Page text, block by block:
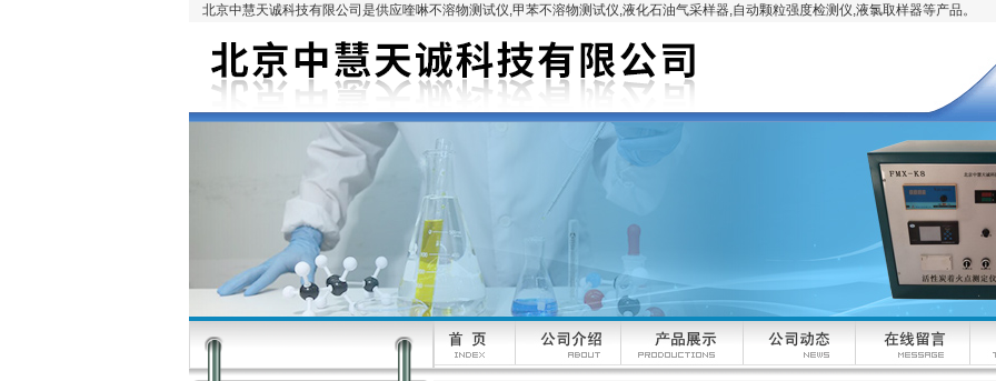
北京中慧天诚科技有限公司是供应喹啉不溶物测试仪,甲苯不溶物测试仪,液化石油气采样器,自动颗粒强度检测仪,液氯取样器等产品。